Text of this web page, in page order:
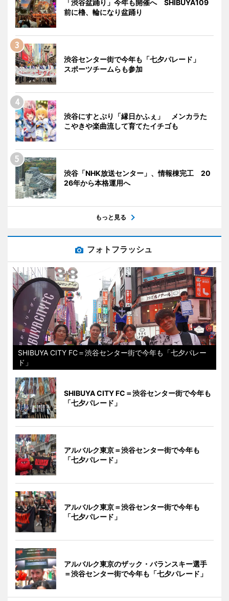
「渋谷盆踊り」今年も開催へ SHIBUYA109
前に櫓、輪になり盆踊り
渋谷センター街で今年も「七夕パレード」
スポーツチームらも参加
渋谷にすとぷり「縁日かふぇ」 メンカラた
こやきや楽曲流して育てたイチゴも
渋谷「NHK放送センター」、情報棟完工 20
26年から本格運用へ
もっと見る
フォトフラッシュ
SHIBUYA CITY FC＝渋谷センター街で今年も「七夕パレー
ド」
SHIBUYA CITY FC＝渋谷センター街で今年も
「七夕パレード」
アルバルク東京＝渋谷センター街で今年も
「七夕パレード」
アルバルク東京＝渋谷センター街で今年も
「七夕パレード」
アルバルク東京のザック・バランスキー選手
＝渋谷センター街で今年も「七夕パレード」